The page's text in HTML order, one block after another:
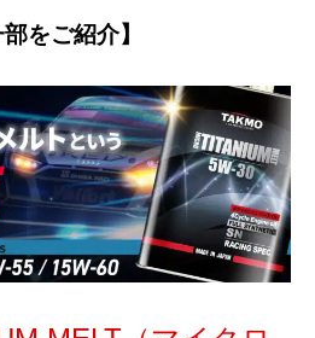
をご紹介】